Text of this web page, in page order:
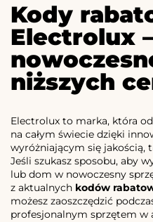
Kody
Electrolux –
niższych
Electrolux to marka, która
na całym świecie dzięki
wyróżniającym się jakością,
Jeśli szukasz sposobu, aby
lub dom w nowoczesny
z aktualnych kodów
możesz zaoszczędzić
profesjonalnym sprzętem w